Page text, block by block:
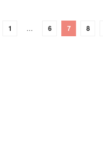
1 … 6 7 8